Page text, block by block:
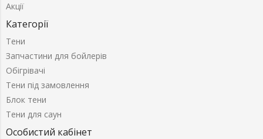
Акції
Категорії
Тени
Запчастини для бойлерів
Обігрівачі
Тени під замовлення
Блок тени
Тени для саун
Особистий кабінет